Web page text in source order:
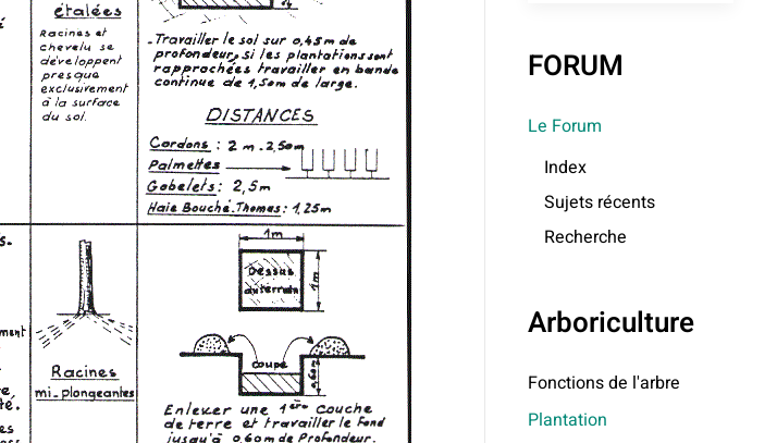
FORUM
Le Forum
Index
Sujets récents
Recherche
Arboriculture
Fonctions de l'arbre
Plantation